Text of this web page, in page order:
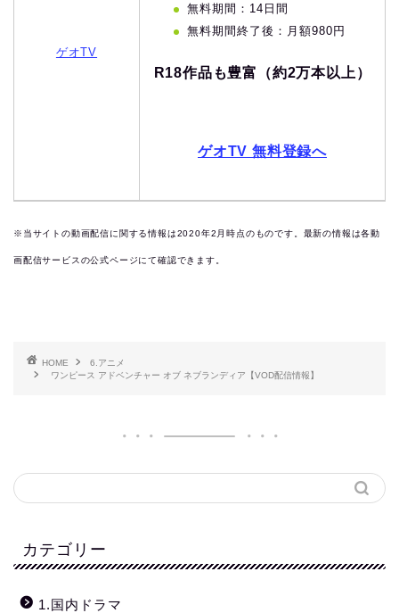
ゲオTV
無料期間：14日間
無料期間終了後：月額980円
R18作品も豊富（約2万本以上）
ゲオTV 無料登録へ
※当サイトの動画配信に関する情報は2020年2月時点のものです。最新の情報は各動
画配信サービスの公式ページにて確認できます。
HOME
6.アニメ
ワンピース アドベンチャー オブ ネブランディア【VOD配信情報】
カテゴリー
1.国内ドラマ